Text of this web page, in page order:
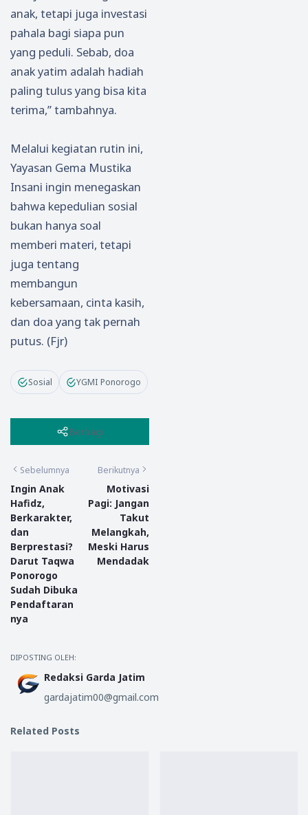
anak, tetapi juga investasi
pahala bagi siapa pun
yang peduli. Sebab, doa
anak yatim adalah hadiah
paling tulus yang bisa kita
terima,” tambahnya.
Melalui kegiatan rutin ini,
Yayasan Gema Mustika
Insani ingin menegaskan
bahwa kepedulian sosial
bukan hanya soal
memberi materi, tetapi
juga tentang
membangun
kebersamaan, cinta kasih,
dan doa yang tak pernah
putus. (Fjr)
Sosial YGMI Ponorogo
Berbagi
Sebelumnya
Ingin Anak
Hafidz,
Berkarakter,
dan
Berprestasi?
Darut Taqwa
Ponorogo
Sudah Dibuka
Pendaftaran
nya
Berikutnya
Motivasi
Pagi: Jangan
Takut
Melangkah,
Meski Harus
Mendadak
DIPOSTING OLEH:
Redaksi Garda Jatim
gardajatim00@gmail.com
Related Posts